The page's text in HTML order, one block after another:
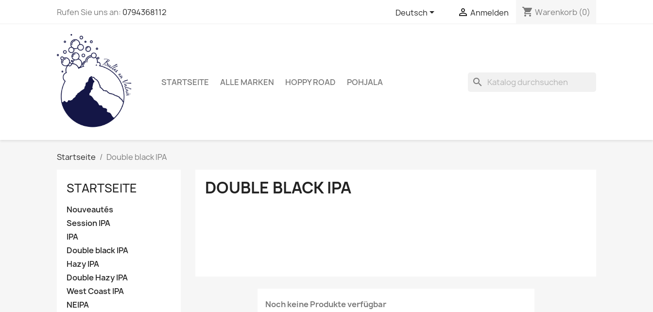
Rufen Sie uns an: 0794368112 Deutsch  Anmelden shopping_cart Warenkorb (0)
STARTSEITE ALLE MARKEN HOPPY ROAD POHJALA search
Startseite Double black IPA
STARTSEITE
Nouveautés
Session IPA
IPA
Double black IPA
Hazy IPA
Double Hazy IPA
West Coast IPA
NEIPA
DOUBLE BLACK IPA
Noch keine Produkte verfügbar